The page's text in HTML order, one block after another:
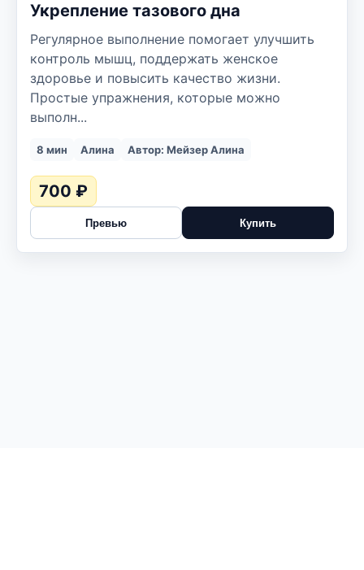
Укрепление тазового дна
Регулярное выполнение помогает улучшить
контроль мышц, поддержать женское
здоровье и повысить качество жизни.
Простые упражнения, которые можно
выполн...
8 мин Алина Автор: Мейзер Алина
700 ₽
Превью Купить